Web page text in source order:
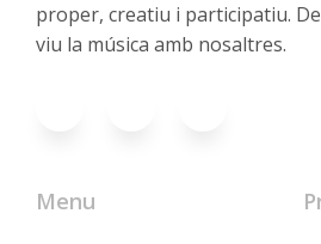
proper, creatiu i participatiu.
viu la música amb nosaltres.
Menu